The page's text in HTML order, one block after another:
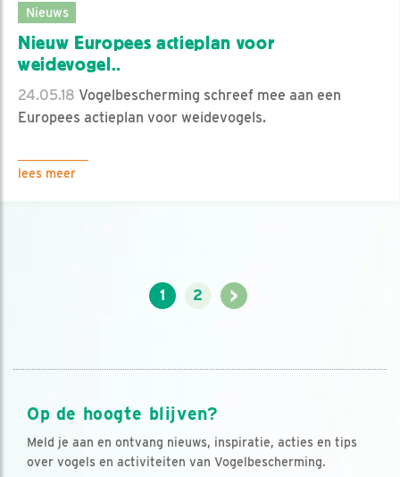
Nieuws
Nieuw Europees actieplan voor
weidevogel..
24.05.18 Vogelbescherming schreef mee aan een
Europees actieplan voor weidevogels.
lees meer
1 2 >
Op de hoogte blijven?
Meld je aan en ontvang nieuws, inspiratie, acties en tips
over vogels en activiteiten van Vogelbescherming.